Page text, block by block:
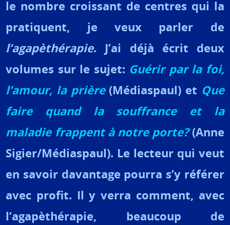
le nombre croissant de centres qui la
pratiquent, je veux parler de
l’agapèthérapie. J’ai déjà écrit deux
volumes sur le sujet: Guérir par la foi,
l’amour, la prière(Médiaspaul) et Que
faire quand la souffrance et la
maladie frappent à notre porte? (Anne
Sigier/Médiaspaul). Le lecteur qui veut
en savoir davantage pourra s’y référer
avec profit. Il y verra comment, avec
l’agapèthérapie, beaucoup de